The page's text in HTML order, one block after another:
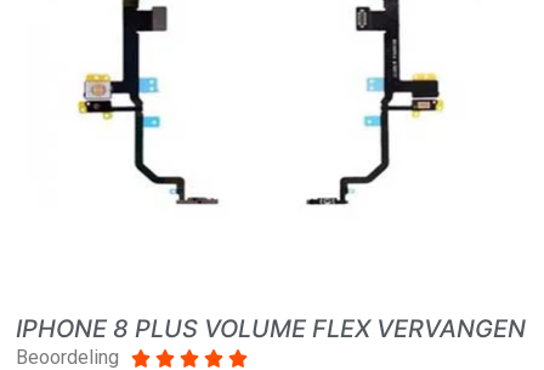
IPHONE 8 PLUS VOLUME FLEX VERVANGEN
Beoordeling     